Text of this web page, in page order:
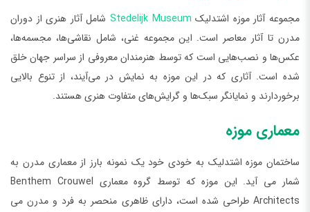
مجموعه آثار موزه اشتدلیک Stedelijk Museum شامل آثار هنری از دوران
مدرن تا آثار معاصر است. این مجموعه غنی، شامل نقاشی‌ها، مجسمه‌ها،
عکس‌ها و نصب‌هایی است که توسط هنرمندان معروفی از سراسر جهان خلق
شده است. آثاری که در این موزه به نمایش در می‌آیند، از تنوع بالایی
برخوردارند و نمایانگر سبک‌ها و گرایش‌های متفاوت هنری هستند.
معماری موزه
ساختمان موزه اشتدلیک به خودی خود یک نمونه بارز از معماری مدرن به
شمار می آید. این موزه که توسط گروه معماری Benthem Crouwel
Architects طراحی شده است، دارای ظاهری منحصر به فرد و مدرن می